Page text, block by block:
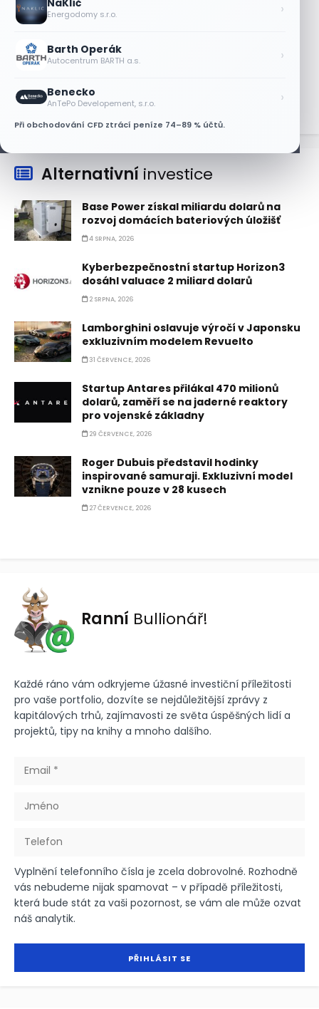
NaKlíč
Energodomy s.r.o. ›
Barth Operák
Autocentrum BARTH a.s. ›
Benecko
AnTePo Developement, s.r.o. ›
Při obchodování CFD ztrácí peníze 74–89 % účtů.
Akcie SK Hynix stoupají, investoři sázejí
na plán výplaty dividend
Alternativní investice
Base Power získal miliardu dolarů na
rozvoj domácích bateriových úložišť
4 SRPNA, 2026
Kyberbezpečnostní startup Horizon3
dosáhl valuace 2 miliard dolarů
2 SRPNA, 2026
Lamborghini oslavuje výročí v Japonsku
exkluzivním modelem Revuelto
31 ČERVENCE, 2026
Startup Antares přilákal 470 milionů
dolarů, zaměří se na jaderné reaktory
pro vojenské základny
29 ČERVENCE, 2026
Roger Dubuis představil hodinky
inspirované samuraji. Exkluzivní model
vznikne pouze v 28 kusech
27 ČERVENCE, 2026
Ranní Bullionář!
Každé ráno vám odkryjeme úžasné investiční příležitosti
pro vaše portfolio, dozvíte se nejdůležitější zprávy z
kapitálových trhů, zajímavosti ze světa úspěšných lidí a
projektů, tipy na knihy a mnoho dalšího.
Vyplnění telefonního čísla je zcela dobrovolné. Rozhodně
vás nebudeme nijak spamovat – v případě příležitosti,
která bude stát za vaši pozornost, se vám ale může ozvat
náš analytik.